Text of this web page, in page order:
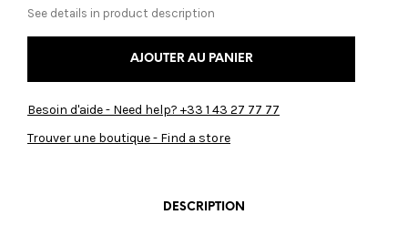
See details in product description
AJOUTER AU PANIER
Besoin d'aide - Need help? +33 1 43 27 77 77
Trouver une boutique - Find a store
DESCRIPTION